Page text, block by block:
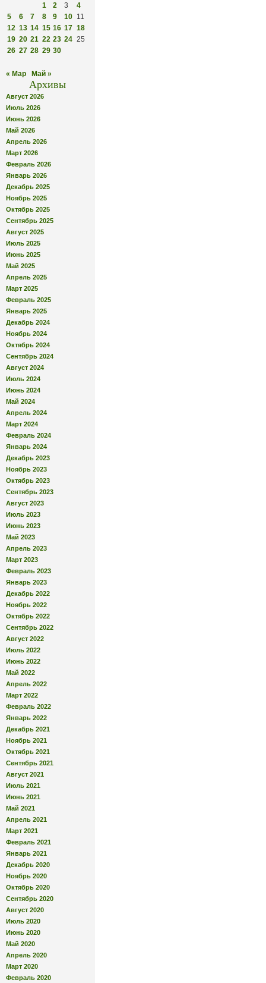
1
2 3
4
5
6 7 8 9 10 11
12 13 14 15 16 17 18
19 20 21 22 23 24 25
26 27 28 29 30
« Мар Май »
Архивы
Август 2026
Июль 2026
Июнь 2026
Май 2026
Апрель 2026
Март 2026
Февраль 2026
Январь 2026
Декабрь 2025
Ноябрь 2025
Октябрь 2025
Сентябрь 2025
Август 2025
Июль 2025
Июнь 2025
Май 2025
Апрель 2025
Март 2025
Февраль 2025
Январь 2025
Декабрь 2024
Ноябрь 2024
Октябрь 2024
Сентябрь 2024
Август 2024
Июль 2024
Июнь 2024
Май 2024
Апрель 2024
Март 2024
Февраль 2024
Январь 2024
Декабрь 2023
Ноябрь 2023
Октябрь 2023
Сентябрь 2023
Август 2023
Июль 2023
Июнь 2023
Май 2023
Апрель 2023
Март 2023
Февраль 2023
Январь 2023
Декабрь 2022
Ноябрь 2022
Октябрь 2022
Сентябрь 2022
Август 2022
Июль 2022
Июнь 2022
Май 2022
Апрель 2022
Март 2022
Февраль 2022
Январь 2022
Декабрь 2021
Ноябрь 2021
Октябрь 2021
Сентябрь 2021
Август 2021
Июль 2021
Июнь 2021
Май 2021
Апрель 2021
Март 2021
Февраль 2021
Январь 2021
Декабрь 2020
Ноябрь 2020
Октябрь 2020
Сентябрь 2020
Август 2020
Июль 2020
Июнь 2020
Май 2020
Апрель 2020
Март 2020
Февраль 2020